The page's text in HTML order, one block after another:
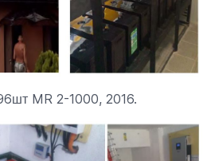
MR 2-1000, 2016.